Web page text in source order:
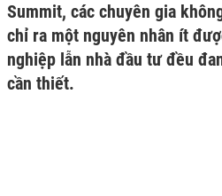
Summit, các chuyên gia
chỉ ra một nguyên nhân ít
nghiệp lẫn nhà đầu tư đều
cần thiết.